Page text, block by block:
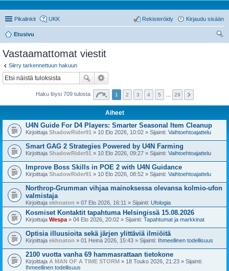
Pikalinkit UKK Kirjaudu sisään
Rekisteröidy
Etusivu
Vastaamattomat viestit
Siirry tarkennettuun hakuun
Haku löysi 709 tulosta 1 2 3 4 5 29
Aiheet
U4N Guide For D4 Players: Smarter Seasonal Item Cleanup
Kirjoittaja ShadowRider91 » 10 Elo 2026, 10:02 » Sijainti: Vaihtoehtoajattelu
Smart GAG 2 Strategies Powered by U4N Farming
Kirjoittaja ShadowRider91 » 10 Elo 2026, 09:27 » Sijainti: Vaihtoehtoajattelu
Improve Boss Skills in POE 2 with U4N Guidance
Kirjoittaja ShadowRider91 » 10 Elo 2026, 08:52 » Sijainti: Vaihtoehtoajattelu
Northrop-Grumman vihjaa mainoksessa olevansa kolmio-ufon
valmistaja
Kirjoittaja ekhnaton » 07 Elo 2026, 16:11 » Sijainti: Ufologia
Kosmiset Kontaktit tapahtuma Helsingissä 15.08.2026
Kirjoittaja Wespa » 04 Elo 2026, 20:02 » Sijainti: Tapahtumat ja markkinat
Optisia illuusioita sekä järjen ylittäviä ilmiöitä
Kirjoittaja ekhnaton » 01 Heinä 2026, 15:43 » Sijainti: Ihmeellinen todellisuus
2100 vuotta vanha 69 hammasrattaan tietokone
Kirjoittaja A MAN OF A TIME STORM » 18 Touko 2026, 21:23 » Sijainti:
Ihmeellinen todellisuus